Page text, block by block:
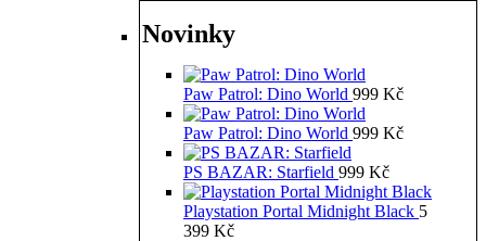
Novinky
Paw Patrol: Dino World 999 Kč
Paw Patrol: Dino World 999 Kč
PS BAZAR: Starfield 999 Kč
Playstation Portal Midnight Black 5
399 Kč